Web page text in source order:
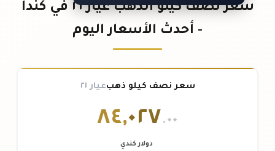
سعر نصف كيلو الذهب عيار ٢١ في كندا
- أحدث الأسعار اليوم
سعر نصف كيلو ذهبعيار ٢١
٨٤,٠٢٧ .٠٠
دولار كندي